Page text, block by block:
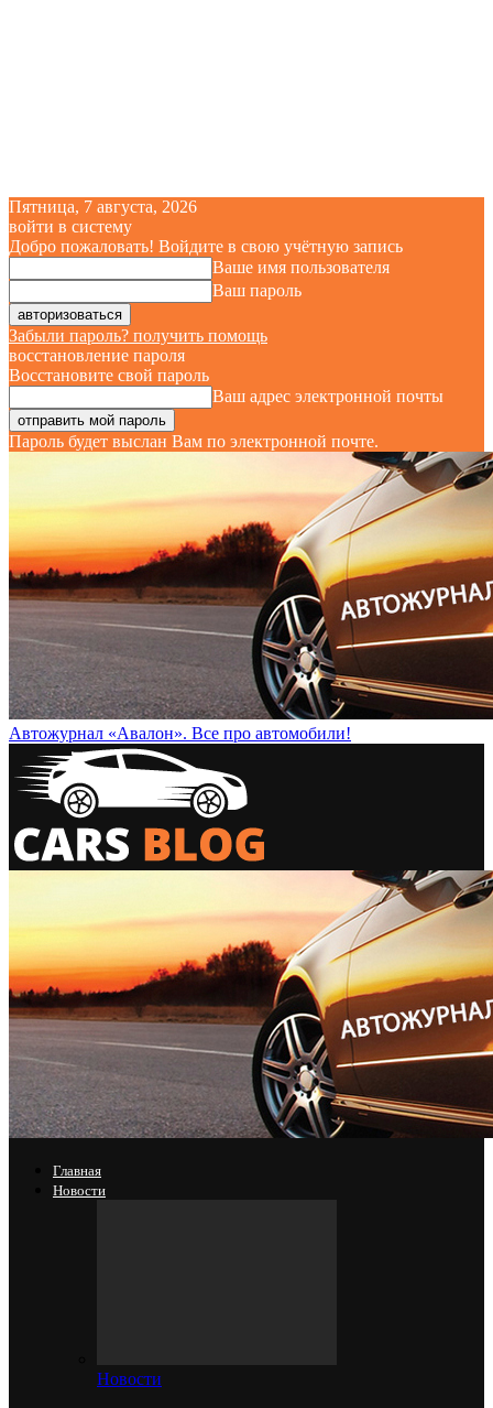
Пятница, 7 августа, 2026
войти в систему
Добро пожаловать! Войдите в свою учётную запись
Ваше имя пользователя
Ваш пароль
Забыли пароль? получить помощь
восстановление пароля
Восстановите свой пароль
Ваш адрес электронной почты
Пароль будет выслан Вам по электронной почте.
Автожурнал «Авалон». Все про автомобили!
Главная
Новости
Новости